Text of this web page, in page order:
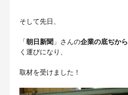
そして先日、
「朝日新聞 」さんの企業の底ぢから
く運びになり、
取材を受けました！